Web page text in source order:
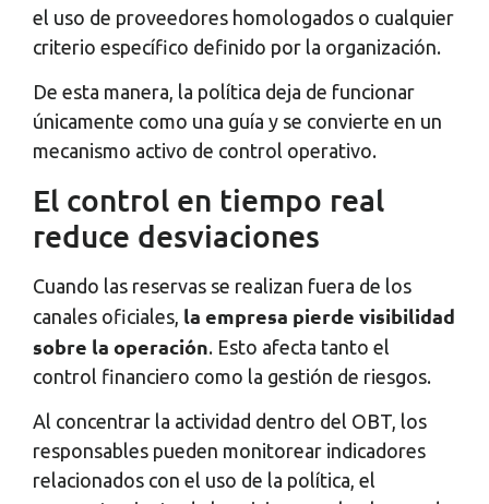
el uso de proveedores homologados o cualquier
criterio específico definido por la organización.
De esta manera, la política deja de funcionar
únicamente como una guía y se convierte en un
mecanismo activo de control operativo.
El control en tiempo real
reduce desviaciones
Cuando las reservas se realizan fuera de los
canales oficiales, la empresa pierde visibilidad
sobre la operación. Esto afecta tanto el
control financiero como la gestión de riesgos.
Al concentrar la actividad dentro del OBT, los
responsables pueden monitorear indicadores
relacionados con el uso de la política, el